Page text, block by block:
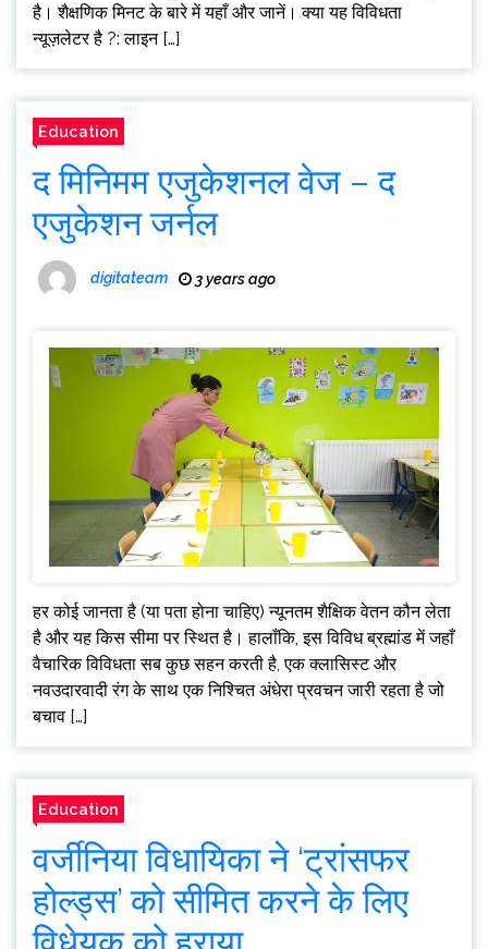
है। शैक्षणिक मिनट के बारे में यहाँ और जानें। क्या यह विविधता
न्यूज़लेटर है ?: लाइन […]
Education
द मिनिमम एजुकेशनल वेज – द
एजुकेशन जर्नल
digitateam 3 years ago
हर कोई जानता है (या पता होना चाहिए) न्यूनतम शैक्षिक वेतन कौन लेता
है और यह किस सीमा पर स्थित है। हालाँकि, इस विविध ब्रह्मांड में जहाँ
वैचारिक विविधता सब कुछ सहन करती है, एक क्लासिस्ट और
नवउदारवादी रंग के साथ एक निश्चित अंधेरा प्रवचन जारी रहता है जो
बचाव […]
Education
वर्जीनिया विधायिका ने ‘ट्रांसफर
होल्ड्स’ को सीमित करने के लिए